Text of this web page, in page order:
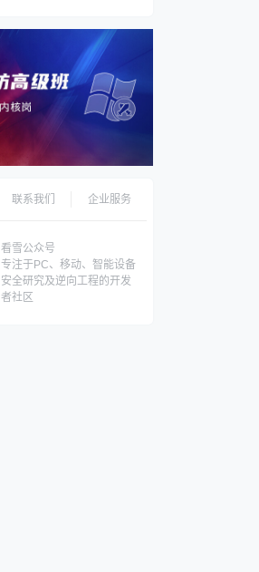
联系我们 企业服务
看雪公众号
专注于PC、移动、智能设备
安全研究及逆向工程的开发
者社区